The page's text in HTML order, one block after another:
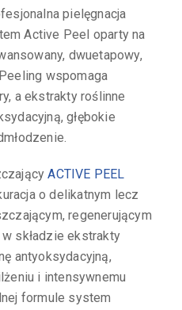
pielęgnacja
Active Peel oparty na
dwuetapowy,
wspomaga
a ekstrakty roślinne
głębokie
ACTIVE PEEL
o delikatnym lecz
regenerującym
składzie ekstrakty
antyoksydacyjną,
i intensywnemu
formule system